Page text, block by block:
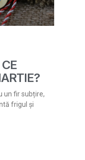
un fir subțire,
frigul și